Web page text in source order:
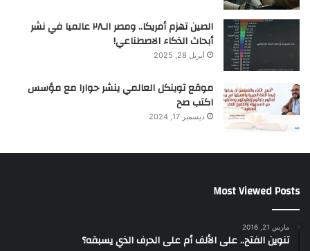
الصين تهزم أمريكا.. ومصر الـ٢٨ عالميا في نشر
أبحاث الذكاء الاصطناعي!
أبريل 28, 2025
موقع توينكل العالمي ينشر حوارا مع مؤسس
اكتب صح
ديسمبر 17, 2024
Most Viewed Posts
مارس 21, 2016
تنوين الفتح.. على الألف أم على الحرف الذي يسبقه؟